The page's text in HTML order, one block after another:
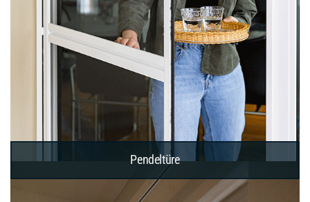
Pendeltüre